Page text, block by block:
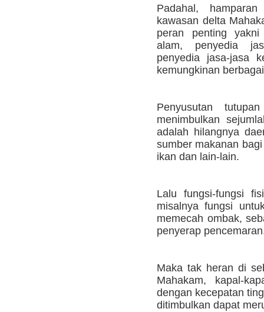
Padahal,
kawasan delta
peran penting yakni
alam, penyedia
penyedia jasa-jasa
kemungkinan
Penyusutan
menimbulkan
adalah hilangnya
sumber makanan
ikan dan lain-lain.
Lalu fungsi-fungsi
misalnya fungsi
memecah ombak,
penyerap
Maka tak heran di
Mahakam, kapal-
dengan kecepatan
ditimbulkan dapat